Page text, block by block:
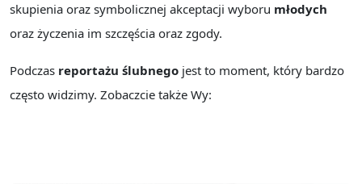
skupienia oraz symbolicznej akceptacji wyboru młodych
oraz życzenia im szczęścia oraz zgody.
Podczas reportażu ślubnego jest to moment, który bardzo
często widzimy. Zobaczcie także Wy: